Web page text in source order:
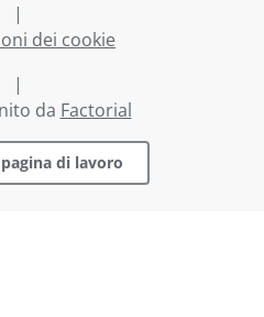
|
dei cookie
|
da Factorial
di lavoro